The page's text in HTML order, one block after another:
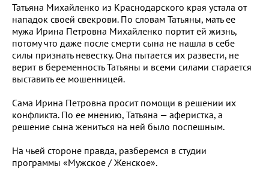
Татьяна Михайленко из Краснодарского края устала от
нападок своей свекрови. По словам Татьяны, мать ее
мужа Ирина Петровна Михайленко портит ей жизнь,
потому что даже после смерти сына не нашла в себе
силы признать невестку. Она пытается их развести, не
верит в беременность Татьяны и всеми силами старается
выставить ее мошенницей.
Сама Ирина Петровна просит помощи в решении их
конфликта. По ее мнению, Татьяна — аферистка, а
решение сына жениться на ней было поспешным.
На чьей стороне правда, разберемся в студии
программы «Мужское / Женское».